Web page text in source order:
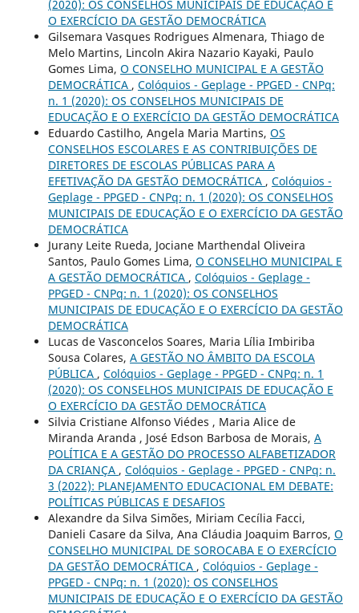
(2020): OS CONSELHOS MUNICIPAIS DE EDUCAÇÃO E
O EXERCÍCIO DA GESTÃO DEMOCRÁTICA
Gilsemara Vasques Rodrigues Almenara, Thiago de
Melo Martins, Lincoln Akira Nazario Kayaki, Paulo
Gomes Lima, O CONSELHO MUNICIPAL E A GESTÃO
DEMOCRÁTICA , Colóquios - Geplage - PPGED - CNPq:
n. 1 (2020): OS CONSELHOS MUNICIPAIS DE
EDUCAÇÃO E O EXERCÍCIO DA GESTÃO DEMOCRÁTICA
Eduardo Castilho, Angela Maria Martins, OS
CONSELHOS ESCOLARES E AS CONTRIBUIÇÕES DE
DIRETORES DE ESCOLAS PÚBLICAS PARA A
EFETIVAÇÃO DA GESTÃO DEMOCRÁTICA , Colóquios -
Geplage - PPGED - CNPq: n. 1 (2020): OS CONSELHOS
MUNICIPAIS DE EDUCAÇÃO E O EXERCÍCIO DA GESTÃO
DEMOCRÁTICA
Jurany Leite Rueda, Jociane Marthendal Oliveira
Santos, Paulo Gomes Lima, O CONSELHO MUNICIPAL E
A GESTÃO DEMOCRÁTICA , Colóquios - Geplage -
PPGED - CNPq: n. 1 (2020): OS CONSELHOS
MUNICIPAIS DE EDUCAÇÃO E O EXERCÍCIO DA GESTÃO
DEMOCRÁTICA
Lucas de Vasconcelos Soares, Maria Lília Imbiriba
Sousa Colares, A GESTÃO NO ÂMBITO DA ESCOLA
PÚBLICA , Colóquios - Geplage - PPGED - CNPq: n. 1
(2020): OS CONSELHOS MUNICIPAIS DE EDUCAÇÃO E
O EXERCÍCIO DA GESTÃO DEMOCRÁTICA
Silvia Cristiane Alfonso Viédes , Maria Alice de
Miranda Aranda , José Edson Barbosa de Morais, A
POLÍTICA E A GESTÃO DO PROCESSO ALFABETIZADOR
DA CRIANÇA , Colóquios - Geplage - PPGED - CNPq: n.
3 (2022): PLANEJAMENTO EDUCACIONAL EM DEBATE:
POLÍTICAS PÚBLICAS E DESAFIOS
Alexandre da Silva Simões, Miriam Cecília Facci,
Danieli Casare da Silva, Ana Cláudia Joaquim Barros, O
CONSELHO MUNICIPAL DE SOROCABA E O EXERCÍCIO
DA GESTÃO DEMOCRÁTICA , Colóquios - Geplage -
PPGED - CNPq: n. 1 (2020): OS CONSELHOS
MUNICIPAIS DE EDUCAÇÃO E O EXERCÍCIO DA GESTÃO